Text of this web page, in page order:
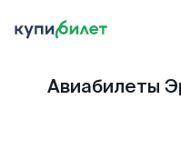
Авиабилеты